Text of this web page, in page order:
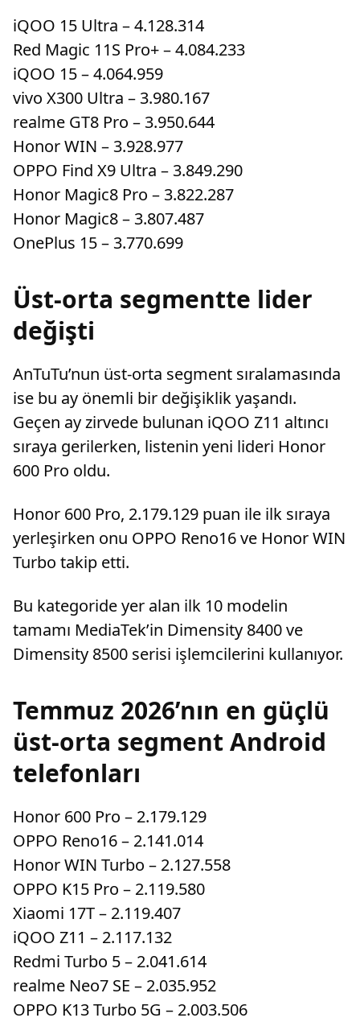
iQOO 15 Ultra – 4.128.314
Red Magic 11S Pro+ – 4.084.233
iQOO 15 – 4.064.959
vivo X300 Ultra – 3.980.167
realme GT8 Pro – 3.950.644
Honor WIN – 3.928.977
OPPO Find X9 Ultra – 3.849.290
Honor Magic8 Pro – 3.822.287
Honor Magic8 – 3.807.487
OnePlus 15 – 3.770.699
Üst-orta segmentte lider
değişti
AnTuTu’nun üst-orta segment sıralamasında
ise bu ay önemli bir değişiklik yaşandı.
Geçen ay zirvede bulunan iQOO Z11 altıncı
sıraya gerilerken, listenin yeni lideri Honor
600 Pro oldu.
Honor 600 Pro, 2.179.129 puan ile ilk sıraya
yerleşirken onu OPPO Reno16 ve Honor WIN
Turbo takip etti.
Bu kategoride yer alan ilk 10 modelin
tamamı MediaTek’in Dimensity 8400 ve
Dimensity 8500 serisi işlemcilerini kullanıyor.
Temmuz 2026’nın en güçlü
üst-orta segment Android
telefonları
Honor 600 Pro – 2.179.129
OPPO Reno16 – 2.141.014
Honor WIN Turbo – 2.127.558
OPPO K15 Pro – 2.119.580
Xiaomi 17T – 2.119.407
iQOO Z11 – 2.117.132
Redmi Turbo 5 – 2.041.614
realme Neo7 SE – 2.035.952
OPPO K13 Turbo 5G – 2.003.506